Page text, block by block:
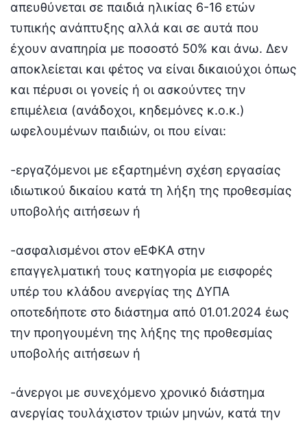
απευθύνεται σε παιδιά ηλικίας 6-16 ετών
τυπικής ανάπτυξης αλλά και σε αυτά που
έχουν αναπηρία με ποσοστό 50% και άνω. Δεν
αποκλείεται και φέτος να είναι δικαιούχοι όπως
και πέρυσι οι γονείς ή οι ασκούντες την
επιμέλεια (ανάδοχοι, κηδεμόνες κ.ο.κ.)
ωφελουμένων παιδιών, οι που είναι:
-εργαζόμενοι με εξαρτημένη σχέση εργασίας
ιδιωτικού δικαίου κατά τη λήξη της προθεσμίας
υποβολής αιτήσεων ή
-ασφαλισμένοι στον eEΦΚΑ στην
επαγγελματική τους κατηγορία με εισφορές
υπέρ του κλάδου ανεργίας της ΔΥΠΑ
οποτεδήποτε στο διάστημα από 01.01.2024 έως
την προηγουμένη της λήξης της προθεσμίας
υποβολής αιτήσεων ή
-άνεργοι με συνεχόμενο χρονικό διάστημα
ανεργίας τουλάχιστον τριών μηνών, κατά την